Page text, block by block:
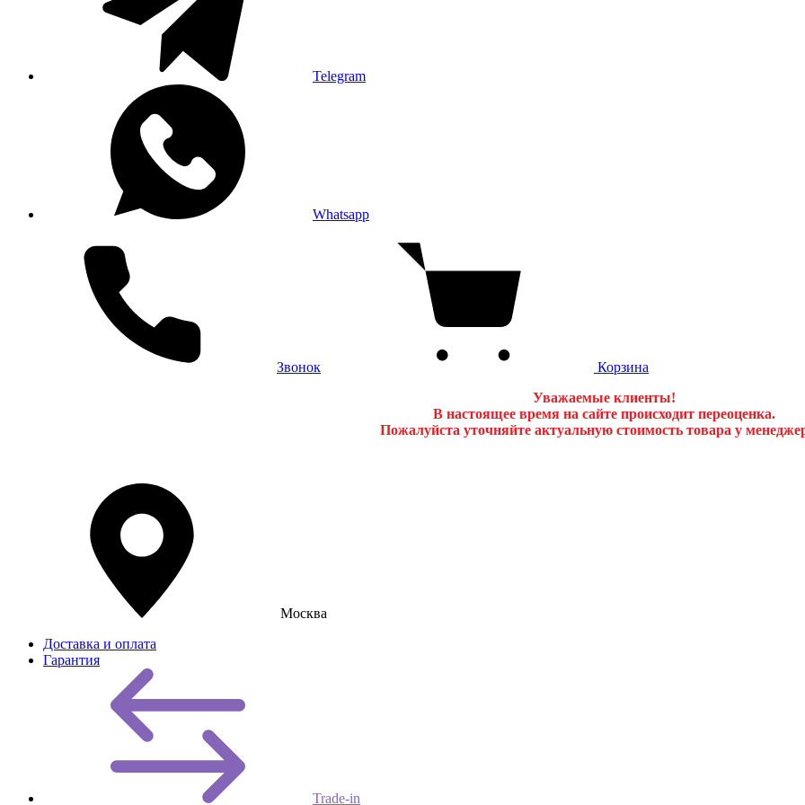
Telegram
Whatsapp
Звонок
Корзина
Уважаемые клиенты!
В настоящее время на сайте происходит переоценка.
Пожалуйста уточняйте актуальную стоимость товара у
Москва
Доставка и оплата
Гарантия
Trade-in